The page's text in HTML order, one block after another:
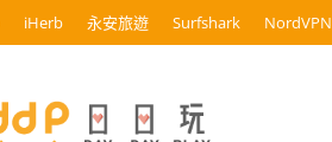
iHerb 永安旅遊 Surfshark NordVPN